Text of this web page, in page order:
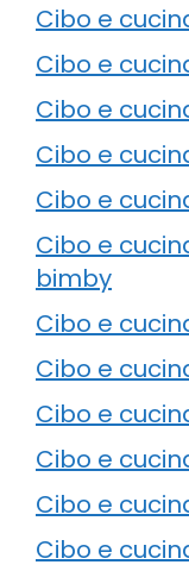
Cibo e
Cibo e
Cibo e
Cibo e
Cibo e
Cibo e
bimby
Cibo e
Cibo e
Cibo e
Cibo e
Cibo e
Cibo e